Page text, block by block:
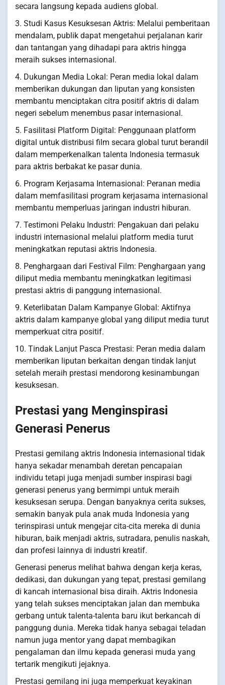
secara langsung kepada audiens global.
3. Studi Kasus Kesuksesan Aktris: Melalui pemberitaan
mendalam, publik dapat mengetahui perjalanan karir
dan tantangan yang dihadapi para aktris hingga
meraih sukses internasional.
4. Dukungan Media Lokal: Peran media lokal dalam
memberikan dukungan dan liputan yang konsisten
membantu menciptakan citra positif aktris di dalam
negeri sebelum menembus pasar internasional.
5. Fasilitasi Platform Digital: Penggunaan platform
digital untuk distribusi film secara global turut berandil
dalam memperkenalkan talenta Indonesia termasuk
para aktris berbakat ke pasar dunia.
6. Program Kerjasama Internasional: Peranan media
dalam memfasilitasi program kerjasama internasional
membantu memperluas jaringan industri hiburan.
7. Testimoni Pelaku Industri: Pengakuan dari pelaku
industri internasional melalui platform media turut
meningkatkan reputasi aktris Indonesia.
8. Penghargaan dari Festival Film: Penghargaan yang
diliput media membantu meningkatkan legitimasi
prestasi aktris di panggung internasional.
9. Keterlibatan Dalam Kampanye Global: Aktifnya
aktris dalam kampanye global yang diliput media turut
memperkuat citra positif.
10. Tindak Lanjut Pasca Prestasi: Peran media dalam
memberikan liputan berkaitan dengan tindak lanjut
setelah meraih prestasi mendorong kesinambungan
kesuksesan.
Prestasi yang Menginspirasi
Generasi Penerus
Prestasi gemilang aktris Indonesia internasional tidak
hanya sekadar menambah deretan pencapaian
individu tetapi juga menjadi sumber inspirasi bagi
generasi penerus yang bermimpi untuk meraih
kesuksesan serupa. Dengan banyaknya cerita sukses,
semakin banyak pula anak muda Indonesia yang
terinspirasi untuk mengejar cita-cita mereka di dunia
hiburan, baik menjadi aktris, sutradara, penulis naskah,
dan profesi lainnya di industri kreatif.
Generasi penerus melihat bahwa dengan kerja keras,
dedikasi, dan dukungan yang tepat, prestasi gemilang
di kancah internasional bisa diraih. Aktris Indonesia
yang telah sukses menciptakan jalan dan membuka
gerbang untuk talenta-talenta baru ikut berkancah di
panggung dunia. Mereka tidak hanya sebagai teladan
namun juga mentor yang dapat membagikan
pengalaman dan ilmu kepada generasi muda yang
tertarik mengikuti jejaknya.
Prestasi gemilang ini juga memperkuat keyakinan